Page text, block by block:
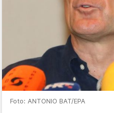
Foto: ANTONIO BAT/EPA